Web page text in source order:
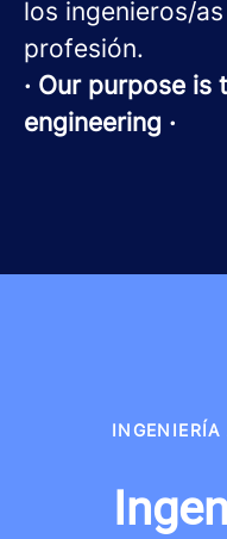
los ingenieros/
profesión.
· Our purpose
engineering ·
INGENIERÍA